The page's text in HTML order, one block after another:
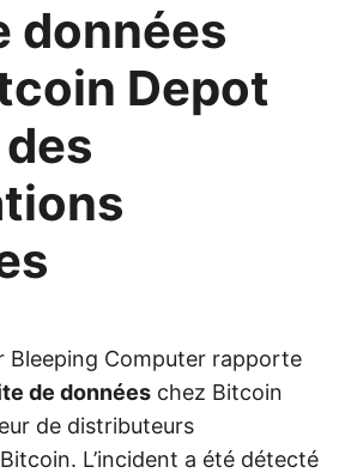
données
Depot
Bleeping Computer rapporte
de données chez Bitcoin
de distributeurs
L’incident a été détecté